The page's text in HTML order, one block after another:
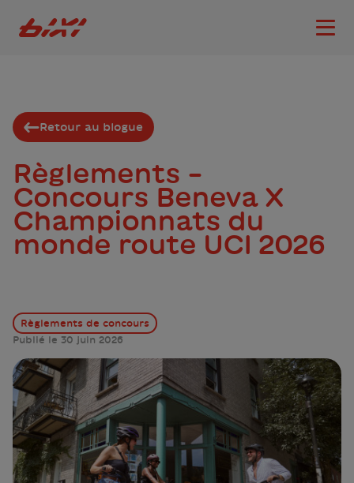
Logo Bixi Montréal
Retour au blogue
Règlements –
Concours Beneva X
Championnats du
monde route UCI 2026
Règlements de concours
Publié le 30 juin 2026